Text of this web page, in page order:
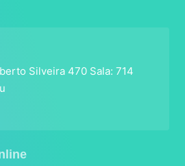
Silveira 470 Sala: 714